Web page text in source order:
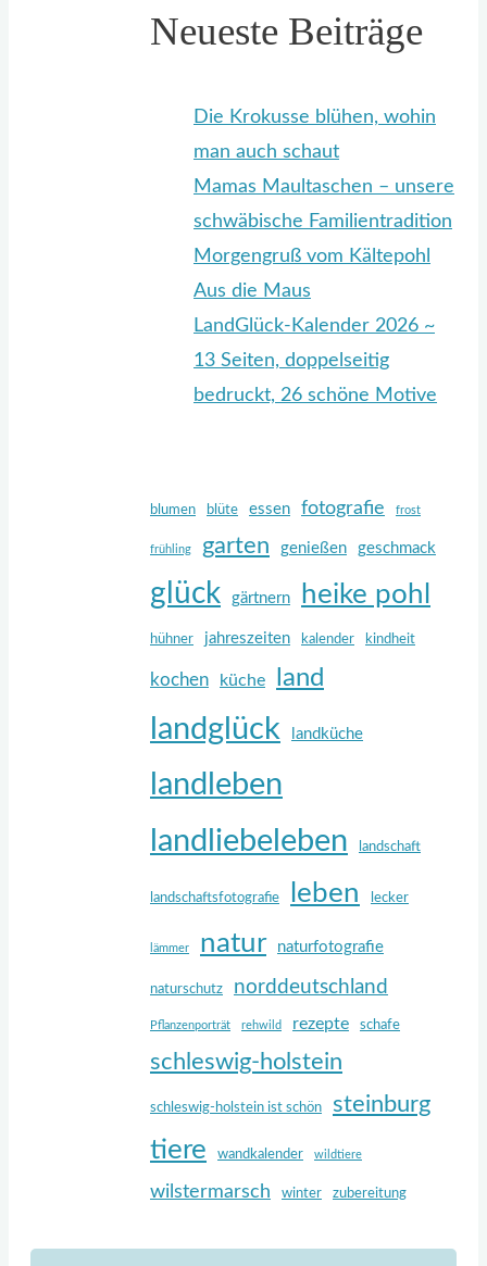
Neueste Beiträge
Die Krokusse blühen, wohin
man auch schaut
Mamas Maultaschen – unsere
schwäbische Familientradition
Morgengruß vom Kältepohl
Aus die Maus
LandGlück-Kalender 2026 ~
13 Seiten, doppelseitig
bedruckt, 26 schöne Motive
blumen blüte essen fotografie frost
frühling garten genießen geschmack
glück gärtnern heike pohl
hühner jahreszeiten kalender kindheit
kochen küche land
landglück landküche
landleben
landliebeleben
landschaft
landschaftsfotografie leben lecker
lämmer natur naturfotografie
naturschutz norddeutschland
Pflanzenporträt rehwild rezepte schafe
schleswig-holstein
schleswig-holstein ist schön steinburg
tiere wandkalender wildtiere
wilstermarsch winter zubereitung